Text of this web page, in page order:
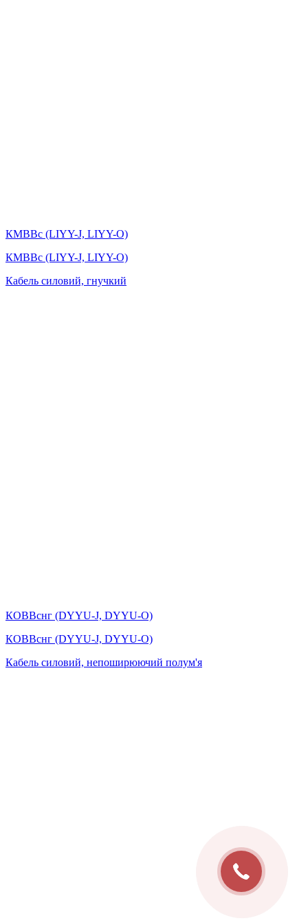
КМВВс (LIYY-J, LIYY-O)
КМВВс (LIYY-J, LIYY-O)
Кабель силовий, гнучкий
КОВВснг (DYYU-J, DYYU-O)
КОВВснг (DYYU-J, DYYU-O)
Кабель силовий, непоширюючий полум'я